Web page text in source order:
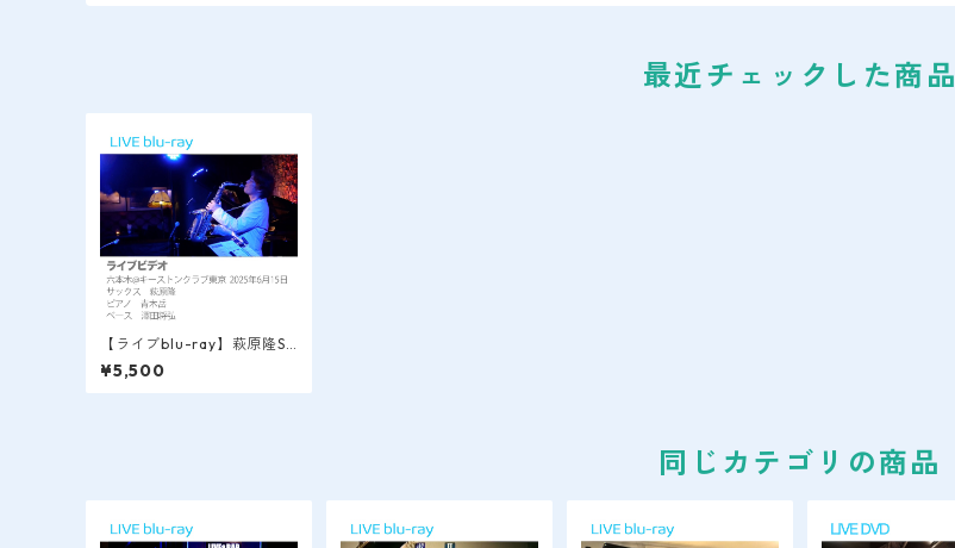
最近チェックした商品
【ライブblu-ray】萩原隆SA
X LIVE VIDEO / 六本木＠ke
ystone club tokyo 2025.6.
¥5,500
同じカテゴリの商品